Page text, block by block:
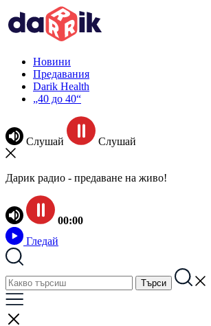
Новини
Предавания
Darik Health
„40 до 40“
Слушай Слушай
Дарик радио - предаване на живо!
00:00
Гледай